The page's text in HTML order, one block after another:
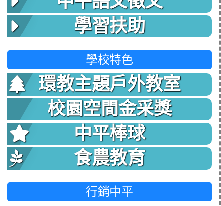
學習扶助
學校特色
環教主題戶外教室
校園空間金采獎
中平棒球
食農教育
行銷中平